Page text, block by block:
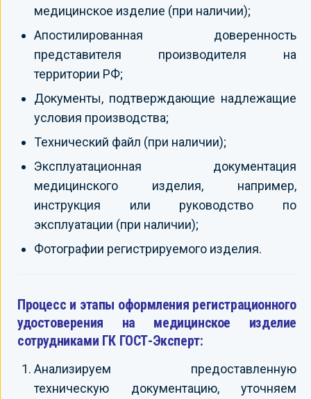
медицинское изделие (при наличии);
Апостилированная доверенность
представителя производителя на
территории РФ;
Документы, подтверждающие надлежащие
условия производства;
Технический файл (при наличии);
Эксплуатационная документация
медицинского изделия, например,
инструкция или руководство по
эксплуатации (при наличии);
Фотографии регистрируемого изделия.
Процесс и этапы оформления регистрационного
удостоверения на медицинское изделие
сотрудниками ГК ГОСТ-Эксперт:
Анализируем предоставленную
техническую документацию, уточняем